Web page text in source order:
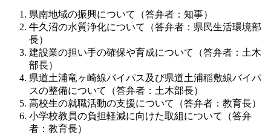
県南地域の振興について（答弁者：知事）
牛久沼の水質浄化について（答弁者：県民生活環境部
長）
建設業の担い手の確保や育成について（答弁者：土木
部長）
県道土浦竜ヶ崎線バイパス及び県道土浦稲敷線バイパ
スの整備について（答弁者：土木部長）
高校生の就職活動の支援について（答弁者：教育長）
小学校教員の負担軽減に向けた取組について（答弁
者：教育長）